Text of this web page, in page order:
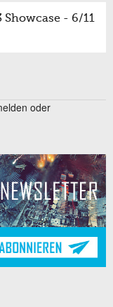
Showcase - 6/11
oder